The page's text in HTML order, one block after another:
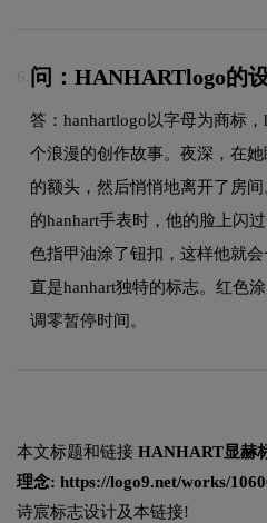
6. 问：HANHARTlogo的
答：hanhartlogo以字母为商标
个浪漫的创作故事。夜深，在
的额头，然后悄悄地离开了房
的hanhart手表时，他的脸上闪
色指甲油涂了钮扣，这样他就
直是hanhart独特的标志。红色
调零暂停时间。
本文标题和链接 HANHART显赫
理念: https://logo9.net/works/
诗宸标志设计及本链接!